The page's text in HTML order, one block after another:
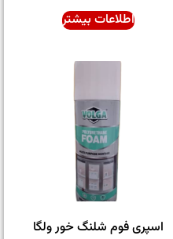
اطلاعات بیشتر
اسپری فوم شلنگ خور ولگا